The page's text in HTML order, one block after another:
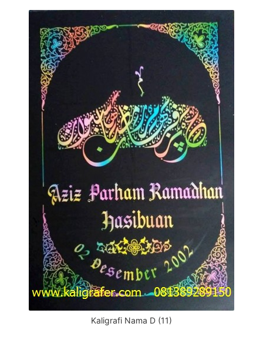
Kaligrafi Nama D (11)